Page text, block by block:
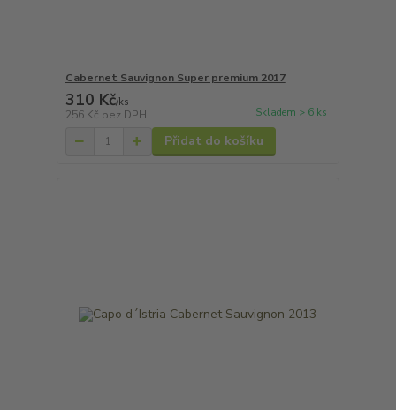
Cabernet Sauvignon Super premium 2017
310 Kč/ks
256 Kč bez DPH Skladem > 6 ks
Přidat do košíku